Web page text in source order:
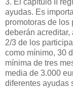
ayudas. Es
promotoras de los
deberán
2/3 de los
como mínimo, 30
mínima de tres
media de 3.000
diferentes ayudas